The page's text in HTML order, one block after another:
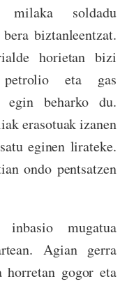
soldadu
biztanleentzat.
horietan bizi
petrolio eta gas
egin beharko du.
erasotuak izanen
eginen lirateke.
ondo pentsatzen
inbasio mugatua
Agian gerra
horretan gogor eta